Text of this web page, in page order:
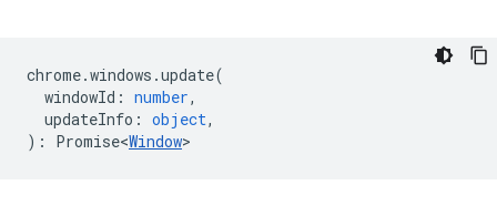
chrome.windows .update(
windowId : number,
updateInfo : object,
) : Promise<Window>